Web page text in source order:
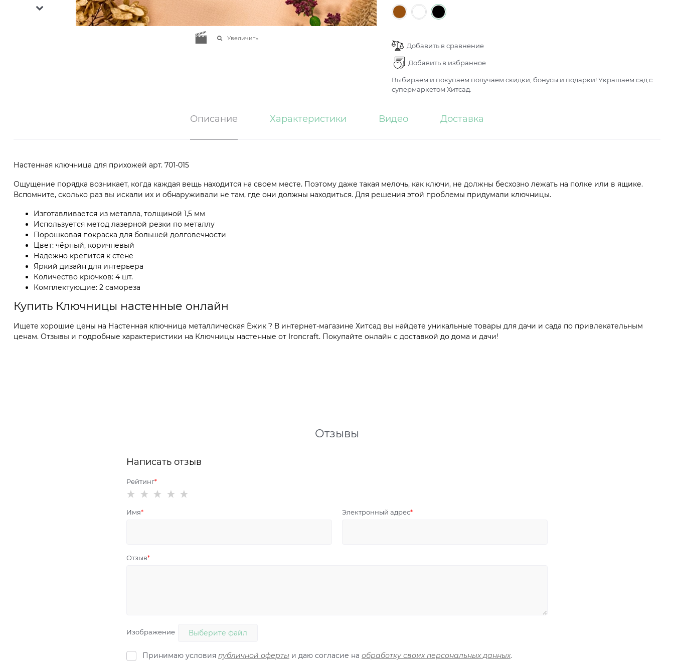
Увеличить
Добавить в сравнение
Добавить в избранное
Выбираем и покупаем получаем скидки, бонусы и подарки! Украшаем сад с
супермаркетом Хитсад.
Описание Характеристики Видео Доставка
Настенная ключница для прихожей арт. 701-015
Ощущение порядка возникает, когда каждая вещь находится на своем месте. Поэтому даже такая мелочь, как ключи, не должны бесхозно лежать на полке или в ящике.
Вспомните, сколько раз вы искали их и обнаруживали не там, где они должны находиться. Для решения этой проблемы придумали ключницы.
Изготавливается из металла, толщиной 1,5 мм
Используется метод лазерной резки по металлу
Порошковая покраска для большей долговечности
Цвет: чёрный, коричневый
Надежно крепится к стене
Яркий дизайн для интерьера
Количество крючков: 4 шт.
Комплектующие: 2 самореза
Купить Ключницы настенные онлайн
Ищете хорошие цены на Настенная ключница металлическая Ёжик ? В интернет-магазине Хитсад вы найдете уникальные товары для дачи и сада по привлекательным
ценам. Отзывы и подробные характеристики на Ключницы настенные от Ironcraft. Покупайте онлайн с доставкой до дома и дачи!
Отзывы
Написать отзыв
Рейтинг
Имя Электронный адрес
Отзыв
Изображение Выберите файл
Принимаю условия публичной оферты и даю согласие на обработку своих персональных данных.